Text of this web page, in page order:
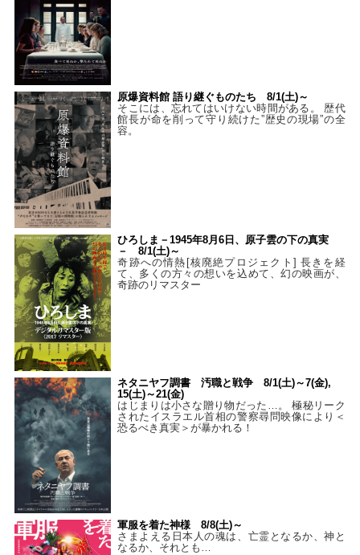
原爆資料館 語り継ぐものたち 8/1(土)～
そこには、忘れてはいけない時間がある。 歴代
館長が命を削って守り続けた”歴史の現場”の全
容。
ひろしま－1945年8月6日、原子雲の下の真実
－ 8/1(土)～
奇跡への情熱[核廃絶プロジェクト] 長きを経
て、多くの方々の想いを込めて、幻の映画が、
奇跡のリマスター
ネタニヤフ調書 汚職と戦争 8/1(土)～7(金),
15(土)～21(金)
はじまりは小さな贈り物だった…。 極秘リーク
されたイスラエル首相の警察尋問映像により＜
恐るべき真実＞が暴かれる！
軍服を着た神様 8/8(土)～
さまよえる日本人の魂は、亡霊となるか、神と
なるか、それとも…